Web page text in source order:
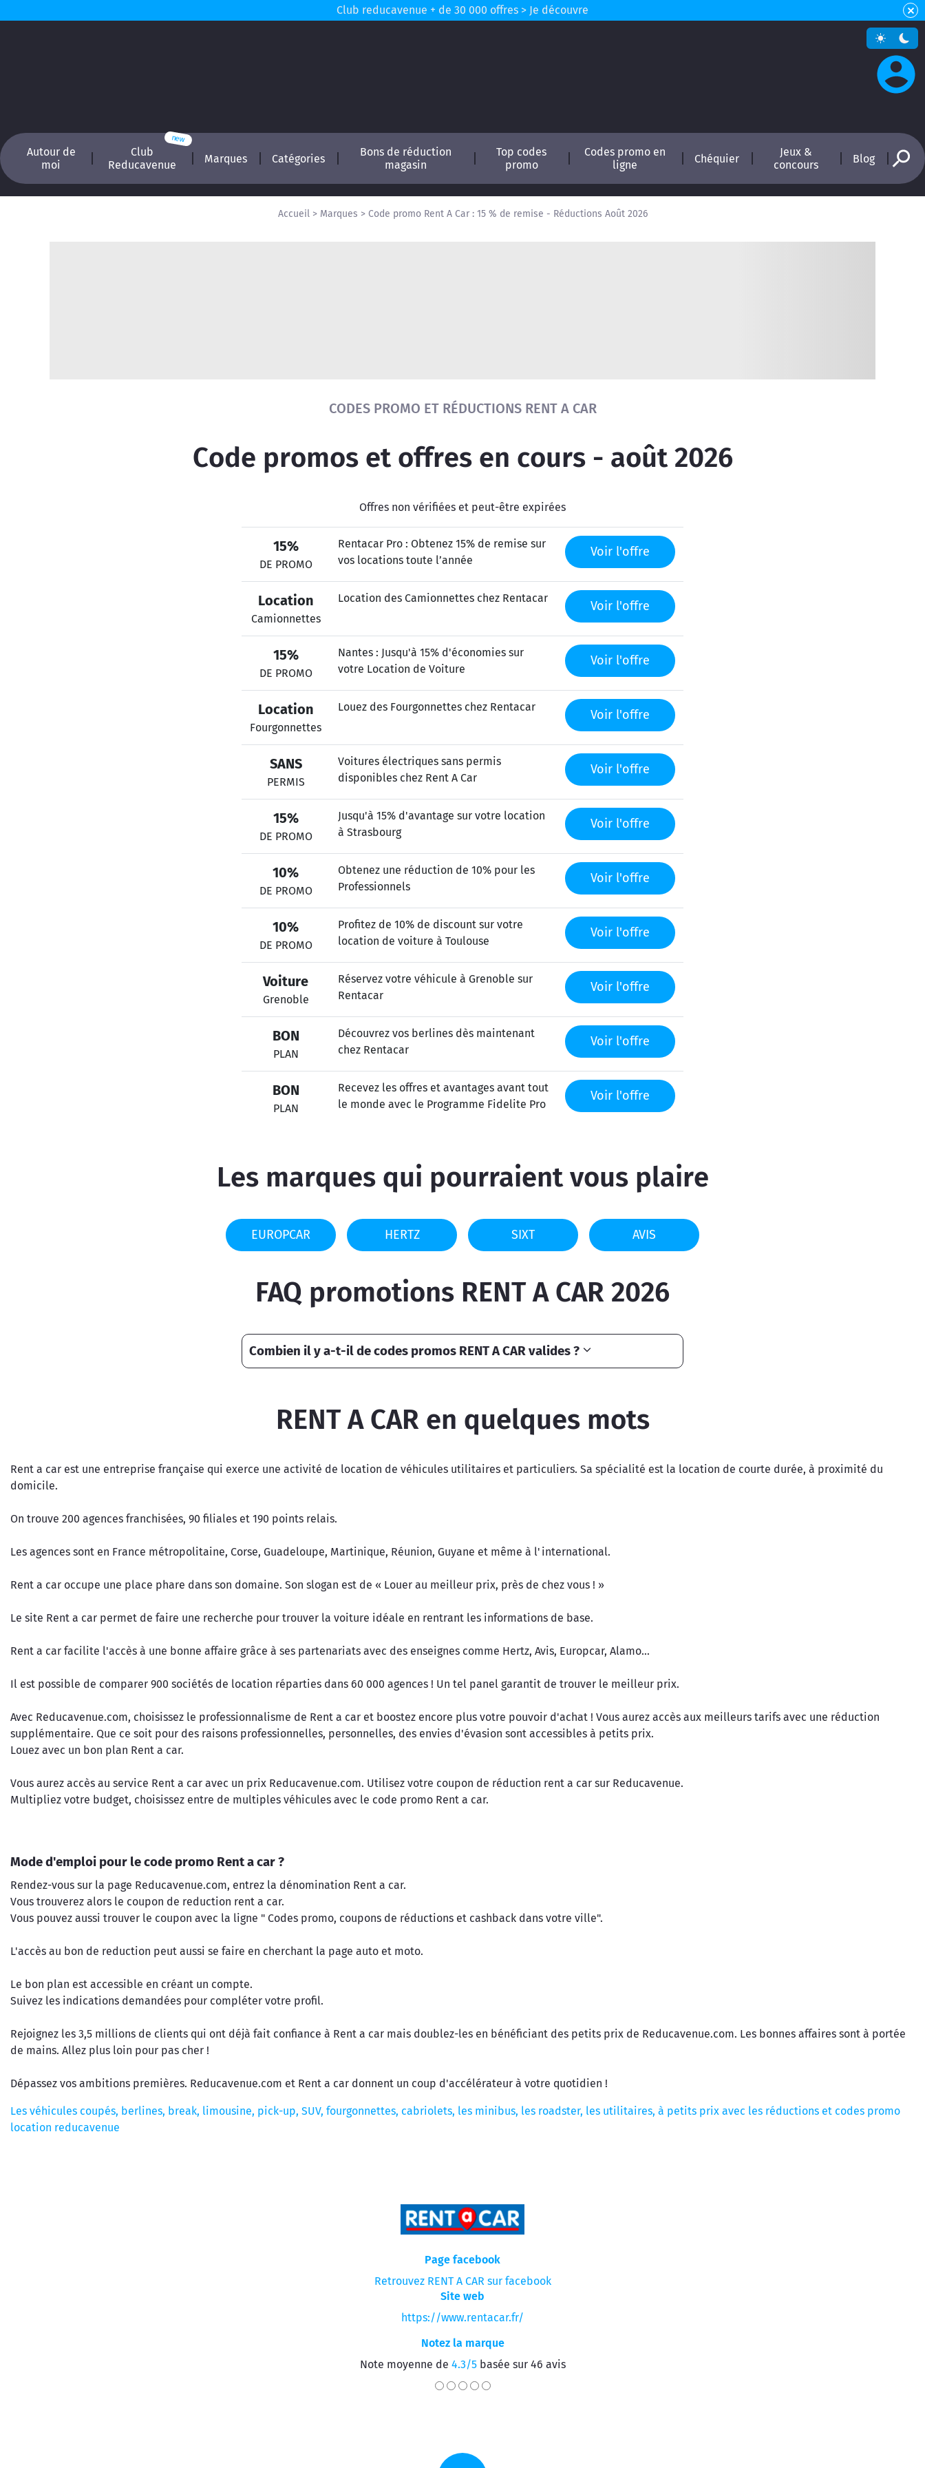
Club reducavenue + de 30 000 offres > Je découvre
Autour de
moi
Club
Reducavenue
Marques Catégories
Bons de réduction
magasin
Top codes
promo
Codes promo en
ligne
Chéquier
Jeux &
concours
Blog
Réinitialiser la recherche
Accueil> Marques > Code promo Rent A Car : 15 % de remise - Réductions Août 2026
CODES PROMO ET RÉDUCTIONS RENT A CAR
Code promos et offres en cours - août 2026
Offres non vérifiées et peut-être expirées
15%
DE PROMO
Rentacar Pro : Obtenez 15% de remise sur
vos locations toute l’année
Voir l'offre
Location
Camionnettes
Location des Camionnettes chez Rentacar
Voir l'offre
15%
DE PROMO
Nantes : Jusqu'à 15% d'économies sur
votre Location de Voiture
Voir l'offre
Location
Fourgonnettes
Louez des Fourgonnettes chez Rentacar
Voir l'offre
SANS
PERMIS
Voitures électriques sans permis
disponibles chez Rent A Car
Voir l'offre
15%
DE PROMO
Jusqu'à 15% d'avantage sur votre location
à Strasbourg
Voir l'offre
10%
DE PROMO
Obtenez une réduction de 10% pour les
Professionnels
Voir l'offre
10%
DE PROMO
Profitez de 10% de discount sur votre
location de voiture à Toulouse
Voir l'offre
Voiture
Grenoble
Réservez votre véhicule à Grenoble sur
Rentacar
Voir l'offre
BON
PLAN
Découvrez vos berlines dès maintenant
chez Rentacar
Voir l'offre
BON
PLAN
Recevez les offres et avantages avant tout
le monde avec le Programme Fidelite Pro
Voir l'offre
Les marques qui pourraient vous plaire
EUROPCAR HERTZ SIXT AVIS
FAQ promotions RENT A CAR 2026
Combien il y a-t-il de codes promos RENT A CAR valides ?
RENT A CAR en quelques mots
Rent a car est une entreprise française qui exerce une activité de location de véhicules utilitaires et particuliers. Sa spécialité est la location de courte durée, à proximité du
domicile.
On trouve 200 agences franchisées, 90 filiales et 190 points relais.
Les agences sont en France métropolitaine, Corse, Guadeloupe, Martinique, Réunion, Guyane et même à l'international.
Rent a car occupe une place phare dans son domaine. Son slogan est de « Louer au meilleur prix, près de chez vous ! »
Le site Rent a car permet de faire une recherche pour trouver la voiture idéale en rentrant les informations de base.
Rent a car facilite l'accès à une bonne affaire grâce à ses partenariats avec des enseignes comme Hertz, Avis, Europcar, Alamo...
Il est possible de comparer 900 sociétés de location réparties dans 60 000 agences ! Un tel panel garantit de trouver le meilleur prix.
Avec Reducavenue.com, choisissez le professionnalisme de Rent a car et boostez encore plus votre pouvoir d'achat ! Vous aurez accès aux meilleurs tarifs avec une réduction
supplémentaire. Que ce soit pour des raisons professionnelles, personnelles, des envies d'évasion sont accessibles à petits prix.
Louez avec un bon plan Rent a car.
Vous aurez accès au service Rent a car avec un prix Reducavenue.com. Utilisez votre coupon de réduction rent a car sur Reducavenue.
Multipliez votre budget, choisissez entre de multiples véhicules avec le code promo Rent a car.
Mode d'emploi pour le code promo Rent a car ?
Rendez-vous sur la page Reducavenue.com, entrez la dénomination Rent a car.
Vous trouverez alors le coupon de reduction rent a car.
Vous pouvez aussi trouver le coupon avec la ligne " Codes promo, coupons de réductions et cashback dans votre ville".
L'accès au bon de reduction peut aussi se faire en cherchant la page auto et moto.
Le bon plan est accessible en créant un compte.
Suivez les indications demandées pour compléter votre profil.
Rejoignez les 3,5 millions de clients qui ont déjà fait confiance à Rent a car mais doublez-les en bénéficiant des petits prix de Reducavenue.com. Les bonnes affaires sont à portée
de mains. Allez plus loin pour pas cher !
Dépassez vos ambitions premières. Reducavenue.com et Rent a car donnent un coup d'accélérateur à votre quotidien !
Les véhicules coupés, berlines, break, limousine, pick-up, SUV, fourgonnettes, cabriolets, les minibus, les roadster, les utilitaires, à petits prix avec les réductions et codes promo
location reducavenue
Page facebook
Retrouvez RENT A CAR sur facebook
Site web
https://www.rentacar.fr/
Notez la marque
Note moyenne de 4.3/5basée sur 46 avis